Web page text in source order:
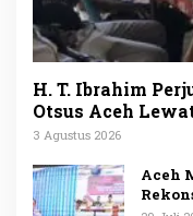
H. T. Ibrahim
Otsus Aceh
3 Agustus 2026
Aceh